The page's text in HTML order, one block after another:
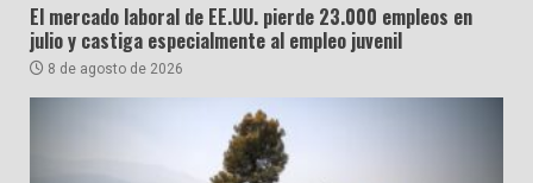
El mercado laboral de EE.UU. pierde 23.000 empleos en
julio y castiga especialmente al empleo juvenil
8 de agosto de 2026